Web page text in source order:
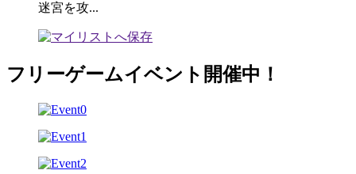
迷宮を攻...
フリーゲームイベント開催中！